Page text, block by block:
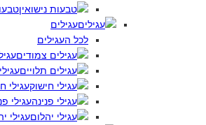
עגילים
לכל העגילים
עגילי
עגילי
עגילי